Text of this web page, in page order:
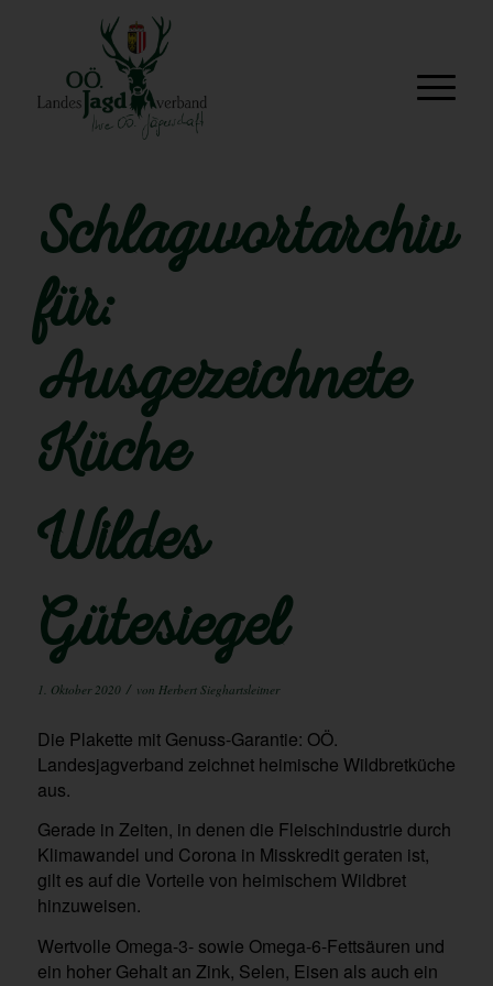
Schlagwortarchiv
für:
Ausgezeichnete
Küche
Wildes
Gütesiegel
1. Oktober 2020 / von Herbert Sieghartsleitner
Die Plakette mit Genuss-Garantie: OÖ.
Landesjagverband zeichnet heimische Wildbretküche
aus.
Gerade in Zeiten, in denen die Fleischindustrie durch
Klimawandel und Corona in Misskredit geraten ist,
gilt es auf die Vorteile von heimischem Wildbret
hinzuweisen.
Wertvolle Omega-3- sowie Omega-6-Fettsäuren und
ein hoher Gehalt an Zink, Selen, Eisen als auch ein